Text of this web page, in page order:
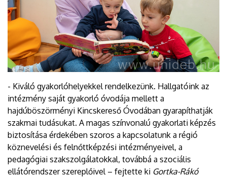
- Kiváló gyakorlóhelyekkel rendelkezünk. Hallgatóink az
intézmény saját gyakorló óvodája mellett a
hajdúböszörményi Kincskereső Óvodában gyarapíthatják
szakmai tudásukat. A magas színvonalú gyakorlati képzés
biztosítása érdekében szoros a kapcsolatunk a régió
köznevelési és felnőttképzési intézményeivel, a
pedagógiai szakszolgálatokkal, továbbá a szociális
ellátórendszer szereplőivel – fejtette ki Gortka-Rákó